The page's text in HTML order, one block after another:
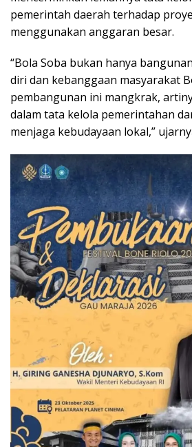
pemerintah daerah terhadap
menggunakan anggaran besar.
“Bola Soba bukan hanya
diri dan kebanggaan masyarakat
pembangunan ini mangkrak,
dalam tata kelola pemerintahan
menjaga kebudayaan lokal,”